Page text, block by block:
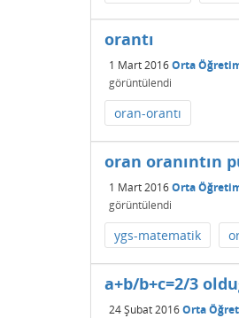
orantı
1 Mart 2016Orta
görüntülendi
oran-orantı
oran oranıntın
1 Mart 2016Orta
görüntülendi
ygs-matematik
a+b/b+c=2/3
24 Şubat 2016Orta